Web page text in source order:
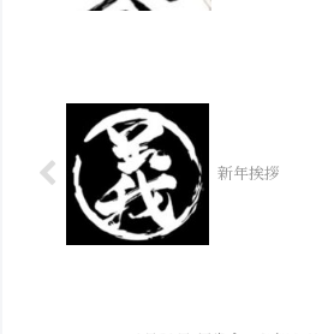
新年挨拶